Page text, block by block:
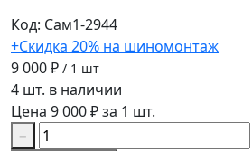
Код: Сам1-2944
+Скидка 20% на шиномонтаж
9 000 ₽ / 1 шт
4 шт. в наличии
Цена 9 000 ₽ за 1 шт.
−